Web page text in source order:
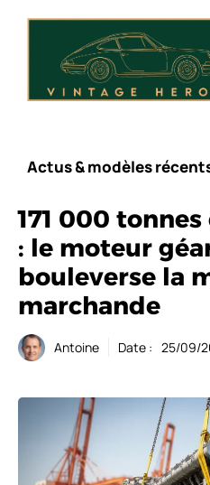
Actus & modèles
171 000
: le moteur
bouleverse la
marchande
Antoine Date : 25/09/